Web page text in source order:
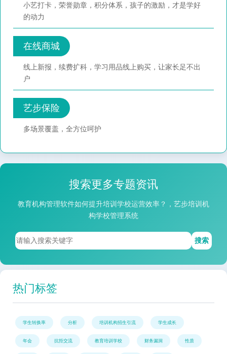
小艺打卡，荣誉勋章，积分体系，孩子的激励，才是学好
的动力
在线商城
线上新报，续费扩科，学习用品线上购买，让家长足不出
户
艺步保险
多场景覆盖，全方位呵护
搜索更多专题资讯
教育机构管理软件如何提升培训学校运营效率？，艺步培训机
构学校管理系统
搜索
热门标签
学生转换率 分析 培训机构招生引流 学生成长
年会 抗拒交流 教育培训学校 财务漏洞 性质